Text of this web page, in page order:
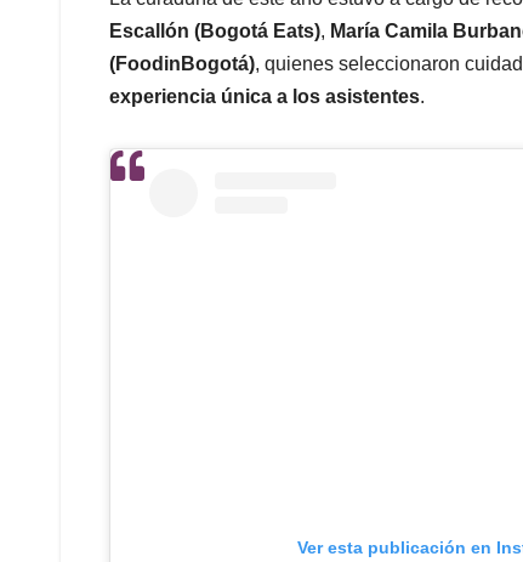
Escallón (Bogotá Eats), María Camila
(FoodinBogotá), quienes seleccionaron
experiencia única a los asistentes.
Ver esta publicación en